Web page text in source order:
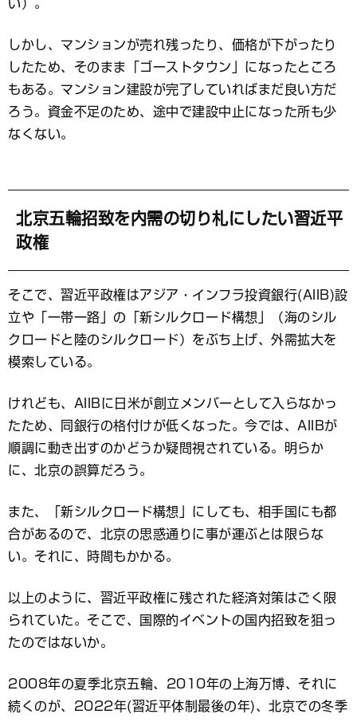
い）。
しかし、マンションが売れ残ったり、価格が下がったり
したため、そのまま「ゴーストタウン」になったところ
もある。マンション建設が完了していればまだ良い方だ
ろう。資金不足のため、途中で建設中止になった所も少
なくない。
北京五輪招致を内需の切り札にしたい習近平
政権
そこで、習近平政権はアジア・インフラ投資銀行(AIIB)設
立や「一帯一路」の「新シルクロード構想」（海のシル
クロードと陸のシルクロード）をぶち上げ、外需拡大を
模索している。
けれども、AIIBに日米が創立メンバーとして入らなかっ
たため、同銀行の格付けが低くなった。今では、AIIBが
順調に動き出すのかどうか疑問視されている。明らか
に、北京の誤算だろう。
また、「新シルクロード構想」にしても、相手国にも都
合があるので、北京の思惑通りに事が運ぶとは限らな
い。それに、時間もかかる。
以上のように、習近平政権に残された経済対策はごく限
られていた。そこで、国際的イベントの国内招致を狙っ
たのではないか。
2008年の夏季北京五輪、2010年の上海万博、それに
続くのが、2022年(習近平体制最後の年)、北京での冬季